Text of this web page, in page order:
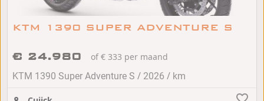
KTM 1390 SUPER ADVENTURE S
€ 24.980
of € 333 per maand
KTM 1390 Super Adventure S / 2026 / km